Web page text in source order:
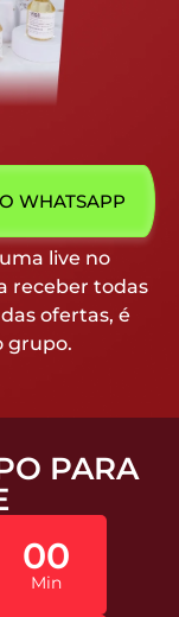
WHATSAPP
uma live no
receber todas
ofertas, é
grupo.
PARA
00
Min